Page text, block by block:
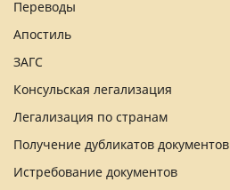
Переводы
Апостиль
ЗАГС
Консульская легализация
Легализация по странам
Получение дубликатов документов
Истребование документов